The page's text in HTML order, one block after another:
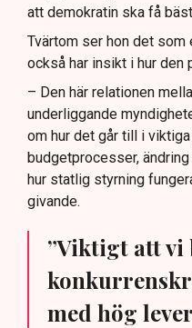
att demokratin ska få
Tvärtom ser hon det
också har insikt i hur den
– Den här relationen
underliggande
om hur det går till i
budgetprocesser,
hur statlig styrning
givande.
”Viktigt att
med hög